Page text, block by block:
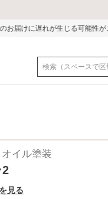
がございます。ご迷惑をお
イル塗装
2
見る